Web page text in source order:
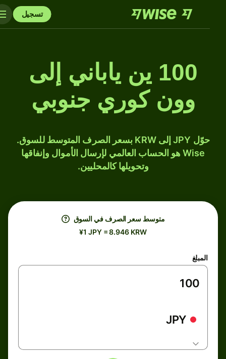
تسجيل
100 ين ياباني إلى
وون كوري جنوبي
حوّل JPY إلى KRW بسعر الصرف المتوسط للسوق.
Wise هو الحساب العالمي لإرسال الأموال وإنفاقها
وتحويلها كالمحليين.
متوسط ​​سعر الصرف في السوق
¥1 JPY = 8.946 KRW
المبلغ
JPY